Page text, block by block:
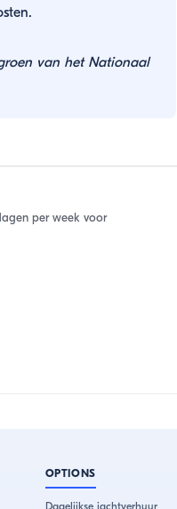
van het Nationaal
per week voor
OPTIONS